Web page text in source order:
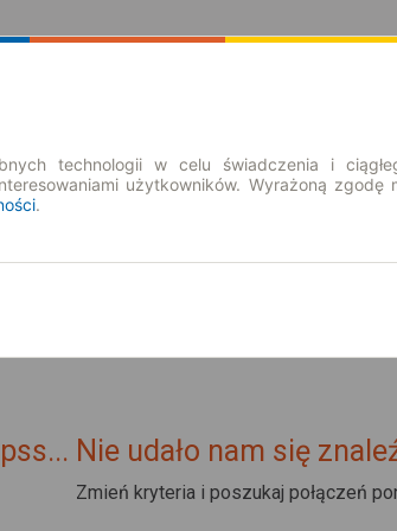
Hammelburg →
Nie udało nam się
Zmień kryteria i poszukaj połączeń
technologii w celu świadczenia i
użytkowników. Wyrażoną
.